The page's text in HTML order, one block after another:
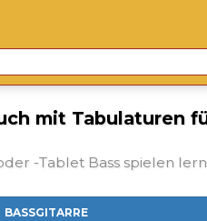
mit Tabulaturen
-Tablet Bass spielen
BASSGITARRE